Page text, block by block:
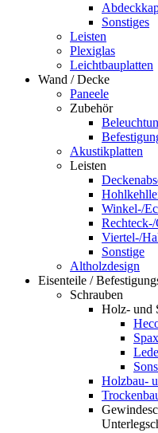
Sonstiges
Leisten
Plexiglas
Leichtbauplatten
Wand / Decke
Paneele
Zubehör
Akustikplatten
Leisten
Winkel-/
Viertel-/
Sonstige
Altholzdesign
Eisenteile /
Schrauben
Holz- und
Spax
Holzbau-